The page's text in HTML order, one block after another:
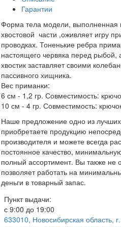
Гарантии
Форма тела модели, выполненная
хвостовой части ,оживляет игру
проводках. Тоненькие ребра
настоящего червяка перед рыбой,
хвостик заставляет своими
пассивного хищника.
Вес приманки:
6 см - 1,2 гр. Совместимость:
10 см - 4 гр. Совместимость:
Наше предложение одно из
приобретаете продукцию
производителя и можете всегда
постоянное качество,
полный ассортимент. Вы также не
позволяет работать на
деньги в товарный запас.
Пункт выдачи:
с 9:00 до 19:00
633010, Новосибирская область,